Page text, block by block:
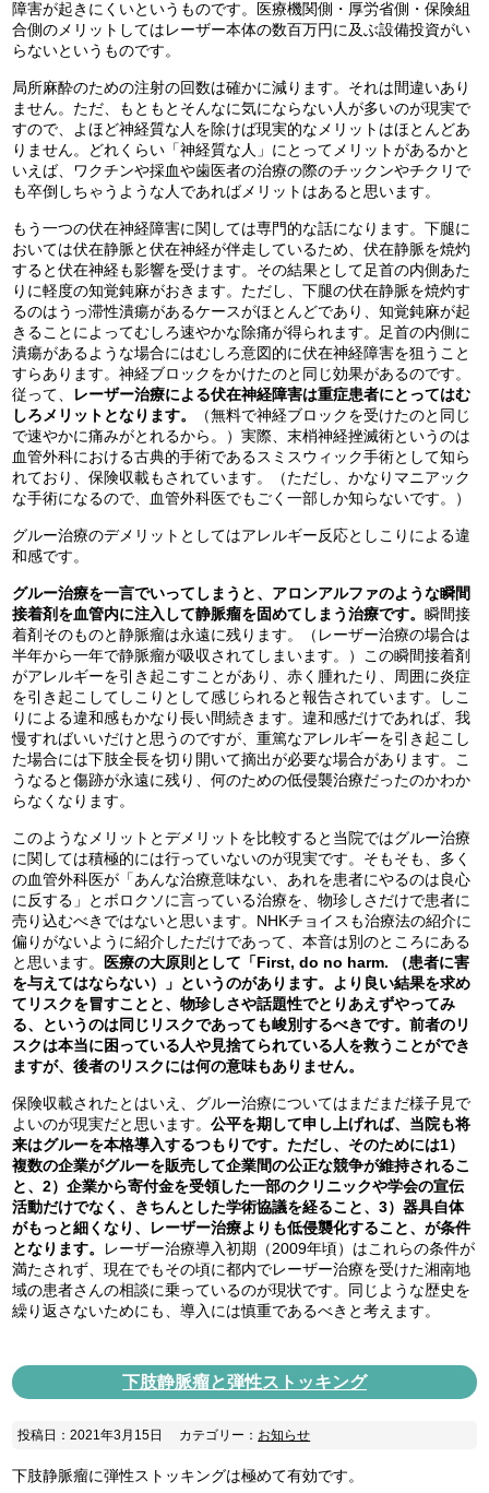
障害が起きにくいというものです。医療機関側・厚労省側・保険組
合側のメリットしてはレーザー本体の数百万円に及ぶ設備投資がい
らないというものです。
局所麻酔のための注射の回数は確かに減ります。それは間違いあり
ません。ただ、もともとそんなに気にならない人が多いのが現実で
すので、よほど神経質な人を除けば現実的なメリットはほとんどあ
りません。どれくらい「神経質な人」にとってメリットがあるかと
いえば、ワクチンや採血や歯医者の治療の際のチックンやチクリで
も卒倒しちゃうような人であればメリットはあると思います。
もう一つの伏在神経障害に関しては専門的な話になります。下腿に
おいては伏在静脈と伏在神経が伴走しているため、伏在静脈を焼灼
すると伏在神経も影響を受けます。その結果として足首の内側あた
りに軽度の知覚鈍麻がおきます。ただし、下腿の伏在静脈を焼灼す
るのはうっ滞性潰瘍があるケースがほとんどであり、知覚鈍麻が起
きることによってむしろ速やかな除痛が得られます。足首の内側に
潰瘍があるような場合にはむしろ意図的に伏在神経障害を狙うこと
すらあります。神経ブロックをかけたのと同じ効果があるのです。
従って、
レーザー治療による伏在神経障害は重症患者にとってはむ
しろメリットとなります。
（無料で神経ブロックを受けたのと同じ
で速やかに痛みがとれるから。）実際、末梢神経挫滅術というのは
血管外科における古典的手術であるスミスウィック手術として知ら
れており、保険収載もされています。（ただし、かなりマニアック
な手術になるので、血管外科医でもごく一部しか知らないです。）
グルー治療のデメリットとしてはアレルギー反応としこりによる違
和感です。
グルー治療を一言でいってしまうと、アロンアルファのような瞬間
接着剤を血管内に注入して静脈瘤を固めてしまう治療です。瞬間接
着剤そのものと静脈瘤は永遠に残ります。（レーザー治療の場合は
半年から一年で静脈瘤が吸収されてしまいます。）この瞬間接着剤
がアレルギーを引き起こすことがあり、赤く腫れたり、周囲に炎症
を引き起こしてしこりとして感じられると報告されています。しこ
りによる違和感もかなり長い間続きます。違和感だけであれば、我
慢すればいいだけと思うのですが、重篤なアレルギーを引き起こし
た場合には下肢全長を切り開いて摘出が必要な場合があります。こ
うなると傷跡が永遠に残り、何のための低侵襲治療だったのかわか
らなくなります。
このようなメリットとデメリットを比較すると当院ではグルー治療
に関しては積極的には行っていないのが現実です。そもそも、多く
の血管外科医が「あんな治療意味ない、あれを患者にやるのは良心
に反する」とボロクソに言っている治療を、物珍しさだけで患者に
売り込むべきではないと思います。NHKチョイスも治療法の紹介に
偏りがないように紹介しただけであって、本音は別のところにある
と思います。
医療の大原則として「First, do no harm. （患者に害
を与えてはならない）」というのがあります。より良い結果を求め
てリスクを冒すことと、物珍しさや話題性でとりあえずやってみ
る、というのは同じリスクであっても峻別するべきです。前者のリ
スクは本当に困っている人や見捨てられている人を救うことができ
ますが、後者のリスクには何の意味もありません。
保険収載されたとはいえ、グルー治療についてはまだまだ様子見で
よいのが現実だと思います。公平を期して申し上げれば、当院も将
来はグルーを本格導入するつもりです。ただし、そのためには1）
複数の企業がグルーを販売して企業間の公正な競争が維持されるこ
と、2）企業から寄付金を受領した一部のクリニックや学会の宣伝
活動だけでなく、きちんとした学術協議を経ること、3）器具自体
がもっと細くなり、レーザー治療よりも低侵襲化すること、が条件
となります。
レーザー治療導入初期（2009年頃）はこれらの条件が
満たされず、現在でもその頃に都内でレーザー治療を受けた湘南地
域の患者さんの相談に乗っているのが現状です。同じような歴史を
繰り返さないためにも、導入には慎重であるべきと考えます。
下肢静脈瘤と弾性ストッキング
投稿日：2021年3月15日 カテゴリー： お知らせ
下肢静脈瘤に弾性ストッキングは極めて有効です。